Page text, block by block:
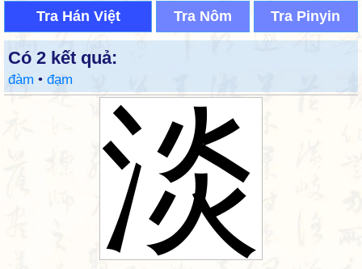
Tra Hán Việt Tra Nôm Tra Pinyin
Có 2 kết quả:
đàm • đạm
淡